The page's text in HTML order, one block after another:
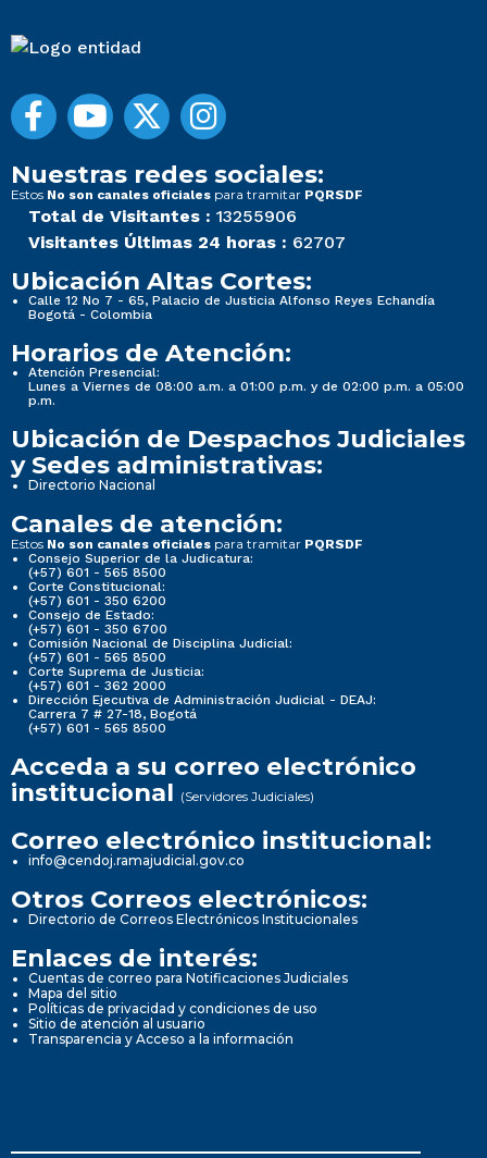
Nuestras redes sociales:
Estos No son canales oficiales para tramitar PQRSDF
Total de Visitantes : 13255906
Visitantes Últimas 24 horas : 62707
Ubicación Altas Cortes:
Calle 12 No 7 - 65, Palacio de Justicia Alfonso Reyes Echandía
Bogotá - Colombia
Horarios de Atención:
Atención Presencial:
Lunes a Viernes de 08:00 a.m. a 01:00 p.m. y de 02:00 p.m. a 05:00
p.m.
Ubicación de Despachos Judiciales
y Sedes administrativas:
Directorio Nacional
Canales de atención:
Estos No son canales oficiales para tramitar PQRSDF
Consejo Superior de la Judicatura:
(+57) 601 - 565 8500
Corte Constitucional:
(+57) 601 - 350 6200
Consejo de Estado:
(+57) 601 - 350 6700
Comisión Nacional de Disciplina Judicial:
(+57) 601 - 565 8500
Corte Suprema de Justicia:
(+57) 601 - 362 2000
Dirección Ejecutiva de Administración Judicial - DEAJ:
Carrera 7 # 27-18, Bogotá
(+57) 601 - 565 8500
Acceda a su correo electrónico
institucional (Servidores Judiciales)
Correo electrónico institucional:
info@cendoj.ramajudicial.gov.co
Otros Correos electrónicos:
Directorio de Correos Electrónicos Institucionales
Enlaces de interés:
Cuentas de correo para Notificaciones Judiciales
Mapa del sitio
Políticas de privacidad y condiciones de uso
Sitio de atención al usuario
Transparencia y Acceso a la información